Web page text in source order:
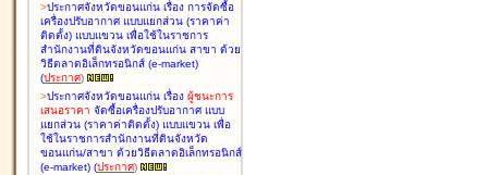
>ประกาศจังหวัดขอนแก่น เรื่อง การจัดซื้อ
เครื่องปรับอากาศ แบบแยกส่วน (ราคาค่า
ติดตั้ง) แบบแขวน เพื่อใช้ในราชการ
สำนักงานที่ดินจังหวัดขอนแก่น สาขา ด้วย
วิธีตลาดอิเล็กทรอนิกส์ (e-market)
(ประกาศ)
>ประกาศจังหวัดขอนแก่น เรื่อง ผู้ชนะการ
เสนอราคา จัดซื้อเครื่องปรับอากาศ แบบ
แยกส่วน (ราคาค่าติดตั้ง) แบบแขวน เพื่อ
ใช้ในราชการสำนักงานที่ดินจังหวัด
ขอนแก่น/สาขา ด้วยวิธีตลาดอิเล็กทรอนิกส์
(e-market) (ประกาศ)